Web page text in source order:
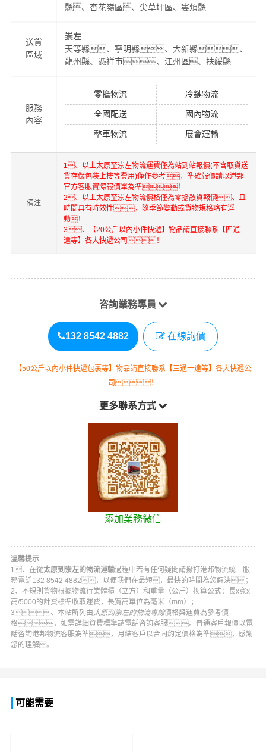
縣、杏花嶺區、尖草坪區、婁煩縣
送貨
區域
崇左
天等縣、寧明縣、大新縣、
龍州縣、憑祥市、江州區、扶綏縣
服務
內容
零擔物流 冷鏈物流
全國配送 國內物流
整車物流 展會運輸
備注
1、以上太原至崇左物流運費僅為站到站報價(不含取貨送
貨存儲包裝上樓等費用)僅作參考，準確報價請以港邦
官方客服實際報價單為準！
2、以上太原至崇左物流價格僅為零擔散貨報價、且
時間具有時效性，隨季節變動或貨物規格略有浮
動！
3、【20公斤以內小件快遞】物品請直接聯系【四通一
達等】各大快遞公司！
咨詢業務專員
132 8542 4882 在線詢價
【50公斤以內小件快遞包裹等】物品請直接聯系【三通一達等】各大快遞公
司！
更多聯系方式
添加業務微信
溫馨提示
1、在從太原到崇左的物流運輸過程中若有任何疑問請撥打港邦物流統一服
務電話132 8542 4882，以便我們在最短，最快的時間為您解決；
2、不規則貨物根據物流行業體積（立方）和重量（公斤）換算公式：長x寬x
高/5000的計費標準收取運費，長寬高單位為毫米（mm）；
3、本站所列由 太原到崇左的物流專線價格與運費為參考價
格，如需詳細資費標準請電話咨詢客服。普通客戶報價以電
話咨詢港邦物流客服為準，月結客戶以合同約定價格為準，感謝
您的理解。
可能需要